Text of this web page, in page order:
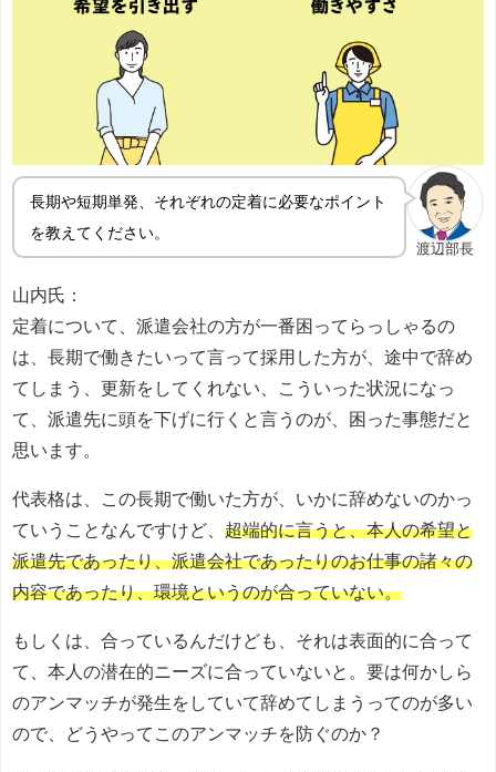
渡辺部長
長期や短期単発、それぞれの定着に必要なポイント
を教えてください。
山内氏：
定着について、派遣会社の方が一番困ってらっしゃるの
は、長期で働きたいって言って採用した方が、途中で辞め
てしまう、更新をしてくれない、こういった状況になっ
て、派遣先に頭を下げに行くと言うのが、困った事態だと
思います。
代表格は、この長期で働いた方が、いかに辞めないのかっ
ていうことなんですけど、 超端的に言うと、本人の希望と
派遣先であったり、派遣会社であったりのお仕事の諸々の
内容であったり、環境というのが合っていない。
もしくは、合っているんだけども、それは表面的に合って
て、本人の潜在的ニーズに合っていないと。要は何かしら
のアンマッチが発生をしていて辞めてしまうってのが多い
ので、どうやってこのアンマッチを防ぐのか？